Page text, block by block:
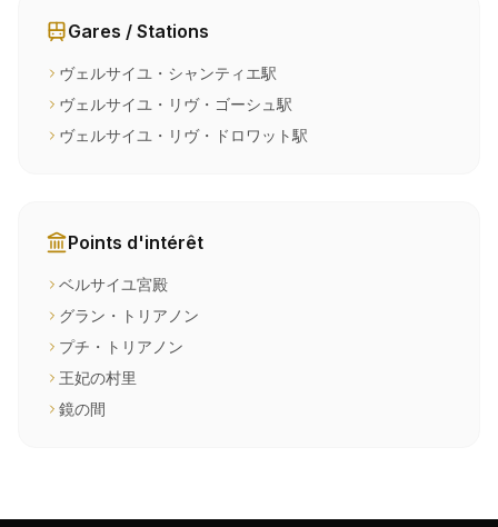
Gares / Stations
ヴェルサイユ・シャンティエ駅
ヴェルサイユ・リヴ・ゴーシュ駅
ヴェルサイユ・リヴ・ドロワット駅
Points d'intérêt
ベルサイユ宮殿
グラン・トリアノン
プチ・トリアノン
王妃の村里
鏡の間